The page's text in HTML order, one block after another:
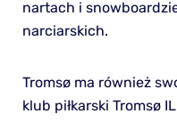
nartach i
narciarskich.
Tromsø ma również
klub piłkarski Tromsø